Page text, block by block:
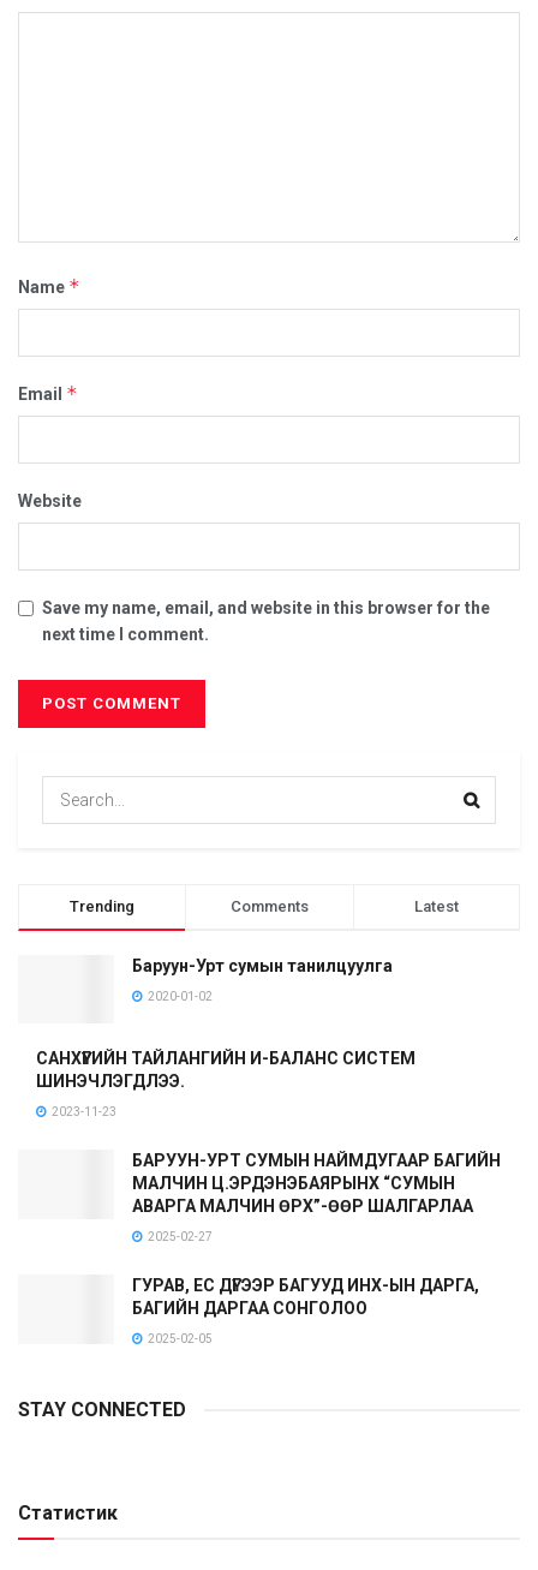
Name *
Email *
Website
Save my name, email, and website in this browser for the
next time I comment.
Trending Comments Latest
Баруун-Урт сумын танилцуулга
2020-01-02
САНХҮҮГИЙН ТАЙЛАНГИЙН И-БАЛАНС СИСТЕМ
ШИНЭЧЛЭГДЛЭЭ.
2023-11-23
БАРУУН-УРТ СУМЫН НАЙМДУГААР БАГИЙН
МАЛЧИН Ц.ЭРДЭНЭБАЯРЫНХ “СУМЫН
АВАРГА МАЛЧИН ӨРХ”-ӨӨР ШАЛГАРЛАА
2025-02-27
ГУРАВ, ЕС ДҮГЭЭР БАГУУД ИНХ-ЫН ДАРГА,
БАГИЙН ДАРГАА СОНГОЛОО
2025-02-05
STAY CONNECTED
Статистик